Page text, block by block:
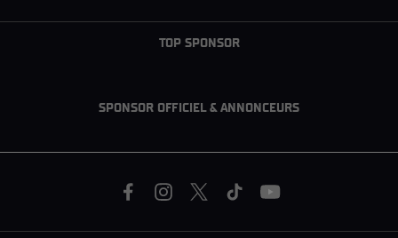
TOP SPONSOR
SPONSOR OFFICIEL & ANNONCEURS